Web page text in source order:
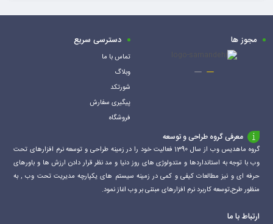
(Micro SD)مجوز ها دسترسی سریع
تماس با ما
وبلاگ
شورتکد
پیگیری سفارش
فروشگاه
معرفی گروه طراحی و توسعه
گروه ماهدیس وب از سال 1390 فعالیت خود را در زمینه طراحی و توسعه نرم افزارهای تحت
وب با توجه به استانداردها و متدولوژی های روز دنیا و مد نظر قرار دادن ارزش ها و باورهای
حرفه ای و نیز مطالعات کیفی و کمی در زمینه سیستم های یکپارچه مدیریت تحت وب , به
منظور طرح,توسعه کاربرد نرم افزارهای مبتنی بر وب اغاز نمود.
ارتباط با ما